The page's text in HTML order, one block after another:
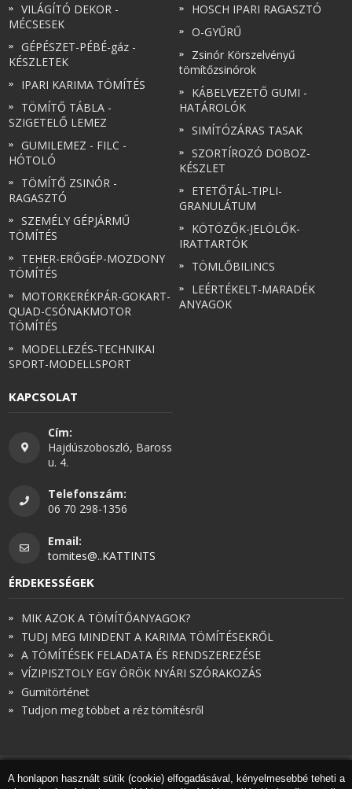
VILÁGÍTÓ DEKOR -
MÉCSESEK
GÉPÉSZET-PÉBÉ-gáz -
KÉSZLETEK
IPARI KARIMA TÖMÍTÉS
TÖMÍTŐ TÁBLA -
SZIGETELŐ LEMEZ
GUMILEMEZ - FILC -
HÓTOLÓ
TÖMÍTŐ ZSINÓR -
RAGASZTÓ
SZEMÉLY GÉPJÁRMŰ
TÖMÍTÉS
TEHER-ERŐGÉP-MOZDONY
TÖMÍTÉS
MOTORKERÉKPÁR-GOKART-
QUAD-CSÓNAKMOTOR
TÖMÍTÉS
MODELLEZÉS-TECHNIKAI
SPORT-MODELLSPORT
HOSCH IPARI RAGASZTÓ
O-GYŰRŰ
Zsinór Körszelvényű
tömítőzsinórok
KÁBELVEZETŐ GUMI -
HATÁROLÓK
SIMÍTÓZÁRAS TASAK
SZORTÍROZÓ DOBOZ-
KÉSZLET
ETETŐTÁL-TIPLI-
GRANULÁTUM
KÖTÖZŐK-JELÖLŐK-
IRATTARTÓK
TÖMLŐBILINCS
LEÉRTÉKELT-MARADÉK
ANYAGOK
KAPCSOLAT
Cím:
Hajdúszoboszló, Baross
u. 4.
Telefonszám:
06 70 298-1356
Email:
tomites@..KATTINTS
ÉRDEKESSÉGEK
MIK AZOK A TÖMÍTŐANYAGOK?
TUDJ MEG MINDENT A KARIMA TÖMÍTÉSEKRŐL
A TÖMÍTÉSEK FELADATA ÉS RENDSZEREZÉSE
VÍZIPISZTOLY EGY ÖRÖK NYÁRI SZÓRAKOZÁS
Gumitörténet
Tudjon meg többet a réz tömítésről
A honlapon használt sütik (cookie) elfogadásával, kényelmesebbé teheti a